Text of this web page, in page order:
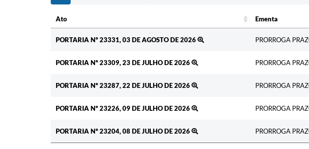
Ato Ementa
PORTARIA Nº 23331, 03 DE AGOSTO DE 2026
PRORROGA
PORTARIA Nº 23309, 23 DE JULHO DE 2026 PRORROGA
PORTARIA Nº 23287, 22 DE JULHO DE 2026 PRORROGA
PORTARIA Nº 23226, 09 DE JULHO DE 2026 PRORROGA
PORTARIA Nº 23204, 08 DE JULHO DE 2026 PRORROGA